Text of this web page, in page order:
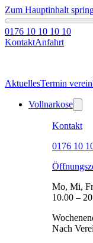
Zum Hauptinhalt
0176 10 10 10 10
KontaktAnfahrt
AktuellesTermin
Vollnarkose
Kontakt
0176 10
Mo, Mi,
10.00 –
Nach